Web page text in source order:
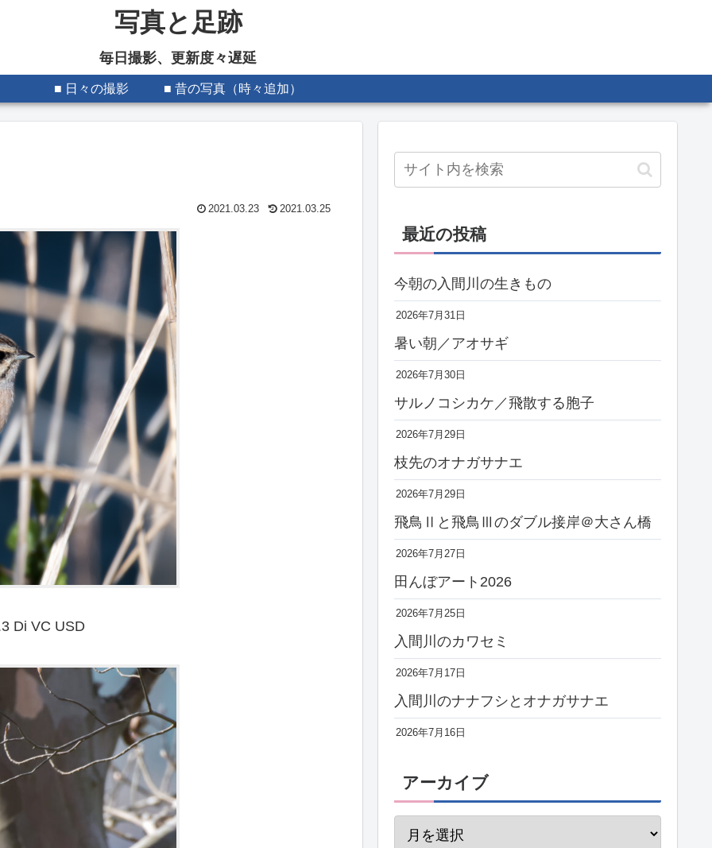
写真と足跡
毎日撮影、更新度々遅延
■ 日々の撮影 ■ 昔の写真（時々追加）
2021.03.23 2021.03.25
Di VC USD
最近の投稿
今朝の入間川の生きもの
2026年7月31日
暑い朝／アオサギ
2026年7月30日
サルノコシカケ／飛散する胞子
2026年7月29日
枝先のオナガサナエ
2026年7月29日
飛鳥Ⅱと飛鳥Ⅲのダブル接岸＠大さん橋
2026年7月27日
田んぼアート2026
2026年7月25日
入間川のカワセミ
2026年7月17日
入間川のナナフシとオナガサナエ
2026年7月16日
アーカイブ